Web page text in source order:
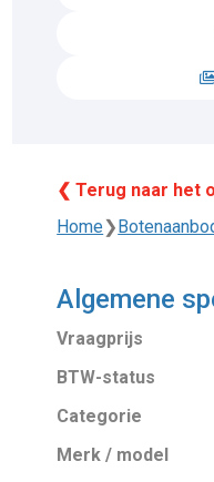
❮ Terug naar het
Home❯
Algemene
Vraagprijs
BTW-status
Categorie
Merk / model